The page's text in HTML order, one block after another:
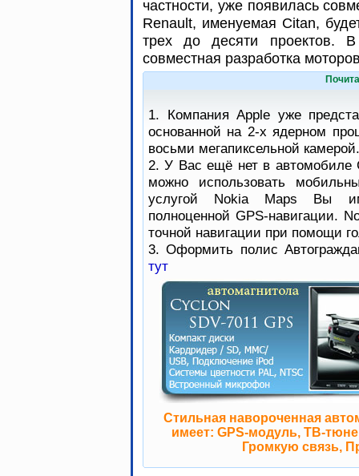
частности, уже появилась
Renault, именуемая Citan,
трех до десяти проектов.
совместная разработка
1. Компания Apple уже
основанной на 2-х ядерном
восьми мегапиксельной камерой.
2. У Вас ещё нет в автомобиле
можно использовать
услугой Nokia Maps Вы
полноценной GPS-навигации.
точной навигации при помощи
3. Оформить полис
тут
Стильная навороченная
имеет: GPS-модуль, ТВ-
Громкую связь,